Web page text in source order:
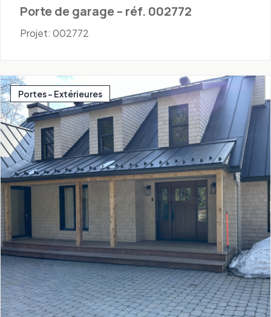
Porte de garage – réf. 002772
Projet: 002772
Portes - Extérieures